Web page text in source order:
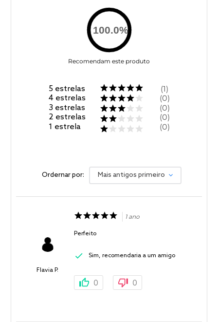
100.0%
Recomendam este produto
5 estrelas
4 estrelas
3 estrelas
2 estrelas
1 estrela
1
0
0
0
0
Ordernar por: Mais antigos primeiro
Flavia P.
1 ano
Perfeito
Sim, recomendaria a um amigo
0 0